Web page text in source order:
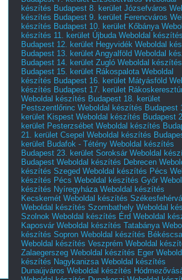
készítés Budapest 8. kerület Józsefváros
készítés Budapest 9. kerület Ferencváros
készítés Budapest 10. kerület Kőbánya
készítés 11. kerület Újbuda Weboldal készítés
Budapest 12. kerület Hegyvidék Weboldal
Budapest 13. kerület Angyalföld Weboldal
Budapest 14. kerület Zugló Weboldal készítés
Budapest 15. kerület Rákospalota Weboldal
készítés Budapest 16. kerület Mátyásföld
készítés Budapest 17. kerület
Weboldal készítés Budapest 18. kerület
Pestszentlőrinc Weboldal készítés Budapest
kerület Kispest Weboldal készítés Budapest
kerület Pesterzsébet Weboldal készítés
21. kerület Csepel Weboldal készítés
kerület Budafok - Tétény Weboldal készítés
Budapest 23. kerület Soroksár Weboldal
Budapest Weboldal készítés Debrecen
készítés Szeged Weboldal készítés Pécs
készítés Pécs Weboldal készítés Győr
készítés Nyíregyháza Weboldal készítés
Kecskemét Weboldal készítés
Weboldal készítés Szombathely Weboldal
Szolnok Weboldal készítés Érd Weboldal
Kaposvár Weboldal készítés Tatabánya
készítés Sopron Weboldal készítés
Weboldal készítés Veszprém Weboldal
Zalaegerszeg Weboldal készítés Eger
készítés Nagykanizsa Weboldal készítés
Dunaújváros Weboldal készítés